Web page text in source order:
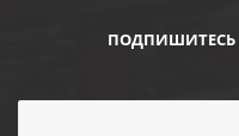
ПОДПИШИТЕСЬ